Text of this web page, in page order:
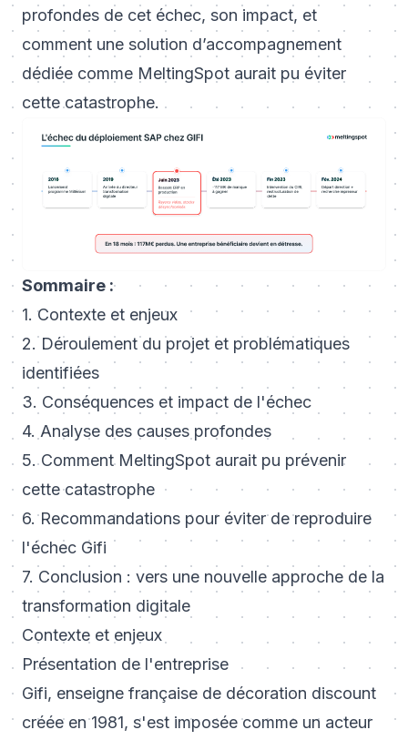
profondes de cet échec, son impact, et
comment une solution d’accompagnement
dédiée comme MeltingSpot aurait pu éviter
cette catastrophe.
Sommaire :
1. Contexte et enjeux
2. Déroulement du projet et problématiques
identifiées
3. Conséquences et impact de l'échec
4. Analyse des causes profondes
5. Comment MeltingSpot aurait pu prévenir
cette catastrophe
6. Recommandations pour éviter de reproduire
l'échec Gifi
7. Conclusion : vers une nouvelle approche de la
transformation digitale
Contexte et enjeux
Présentation de l'entreprise
Gifi, enseigne française de décoration discount
créée en 1981, s'est imposée comme un acteur